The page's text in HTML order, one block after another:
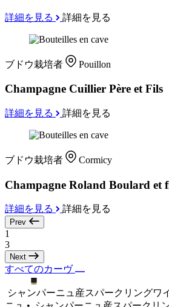
詳細を見る 詳細を見る
ブドウ栽培者 Pouillon
Champagne Cuillier Père et Fils
詳細を見る 詳細を見る
ブドウ栽培者 Cormicy
Champagne Roland Boulard et
詳細を見る 詳細を見る
Prev
1
3
Next
すべてのカーヴ
シャンパーニュ産スパークリングワ